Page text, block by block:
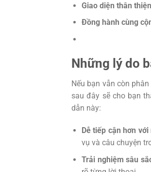
Giao diện thân
Đồng hành cùng
Những lý do
Nếu bạn vẫn còn
sau đây sẽ cho bạn
dẫn này:
Dễ tiếp cận hơn
vụ và câu chuyện
Trải nghiệm sâu